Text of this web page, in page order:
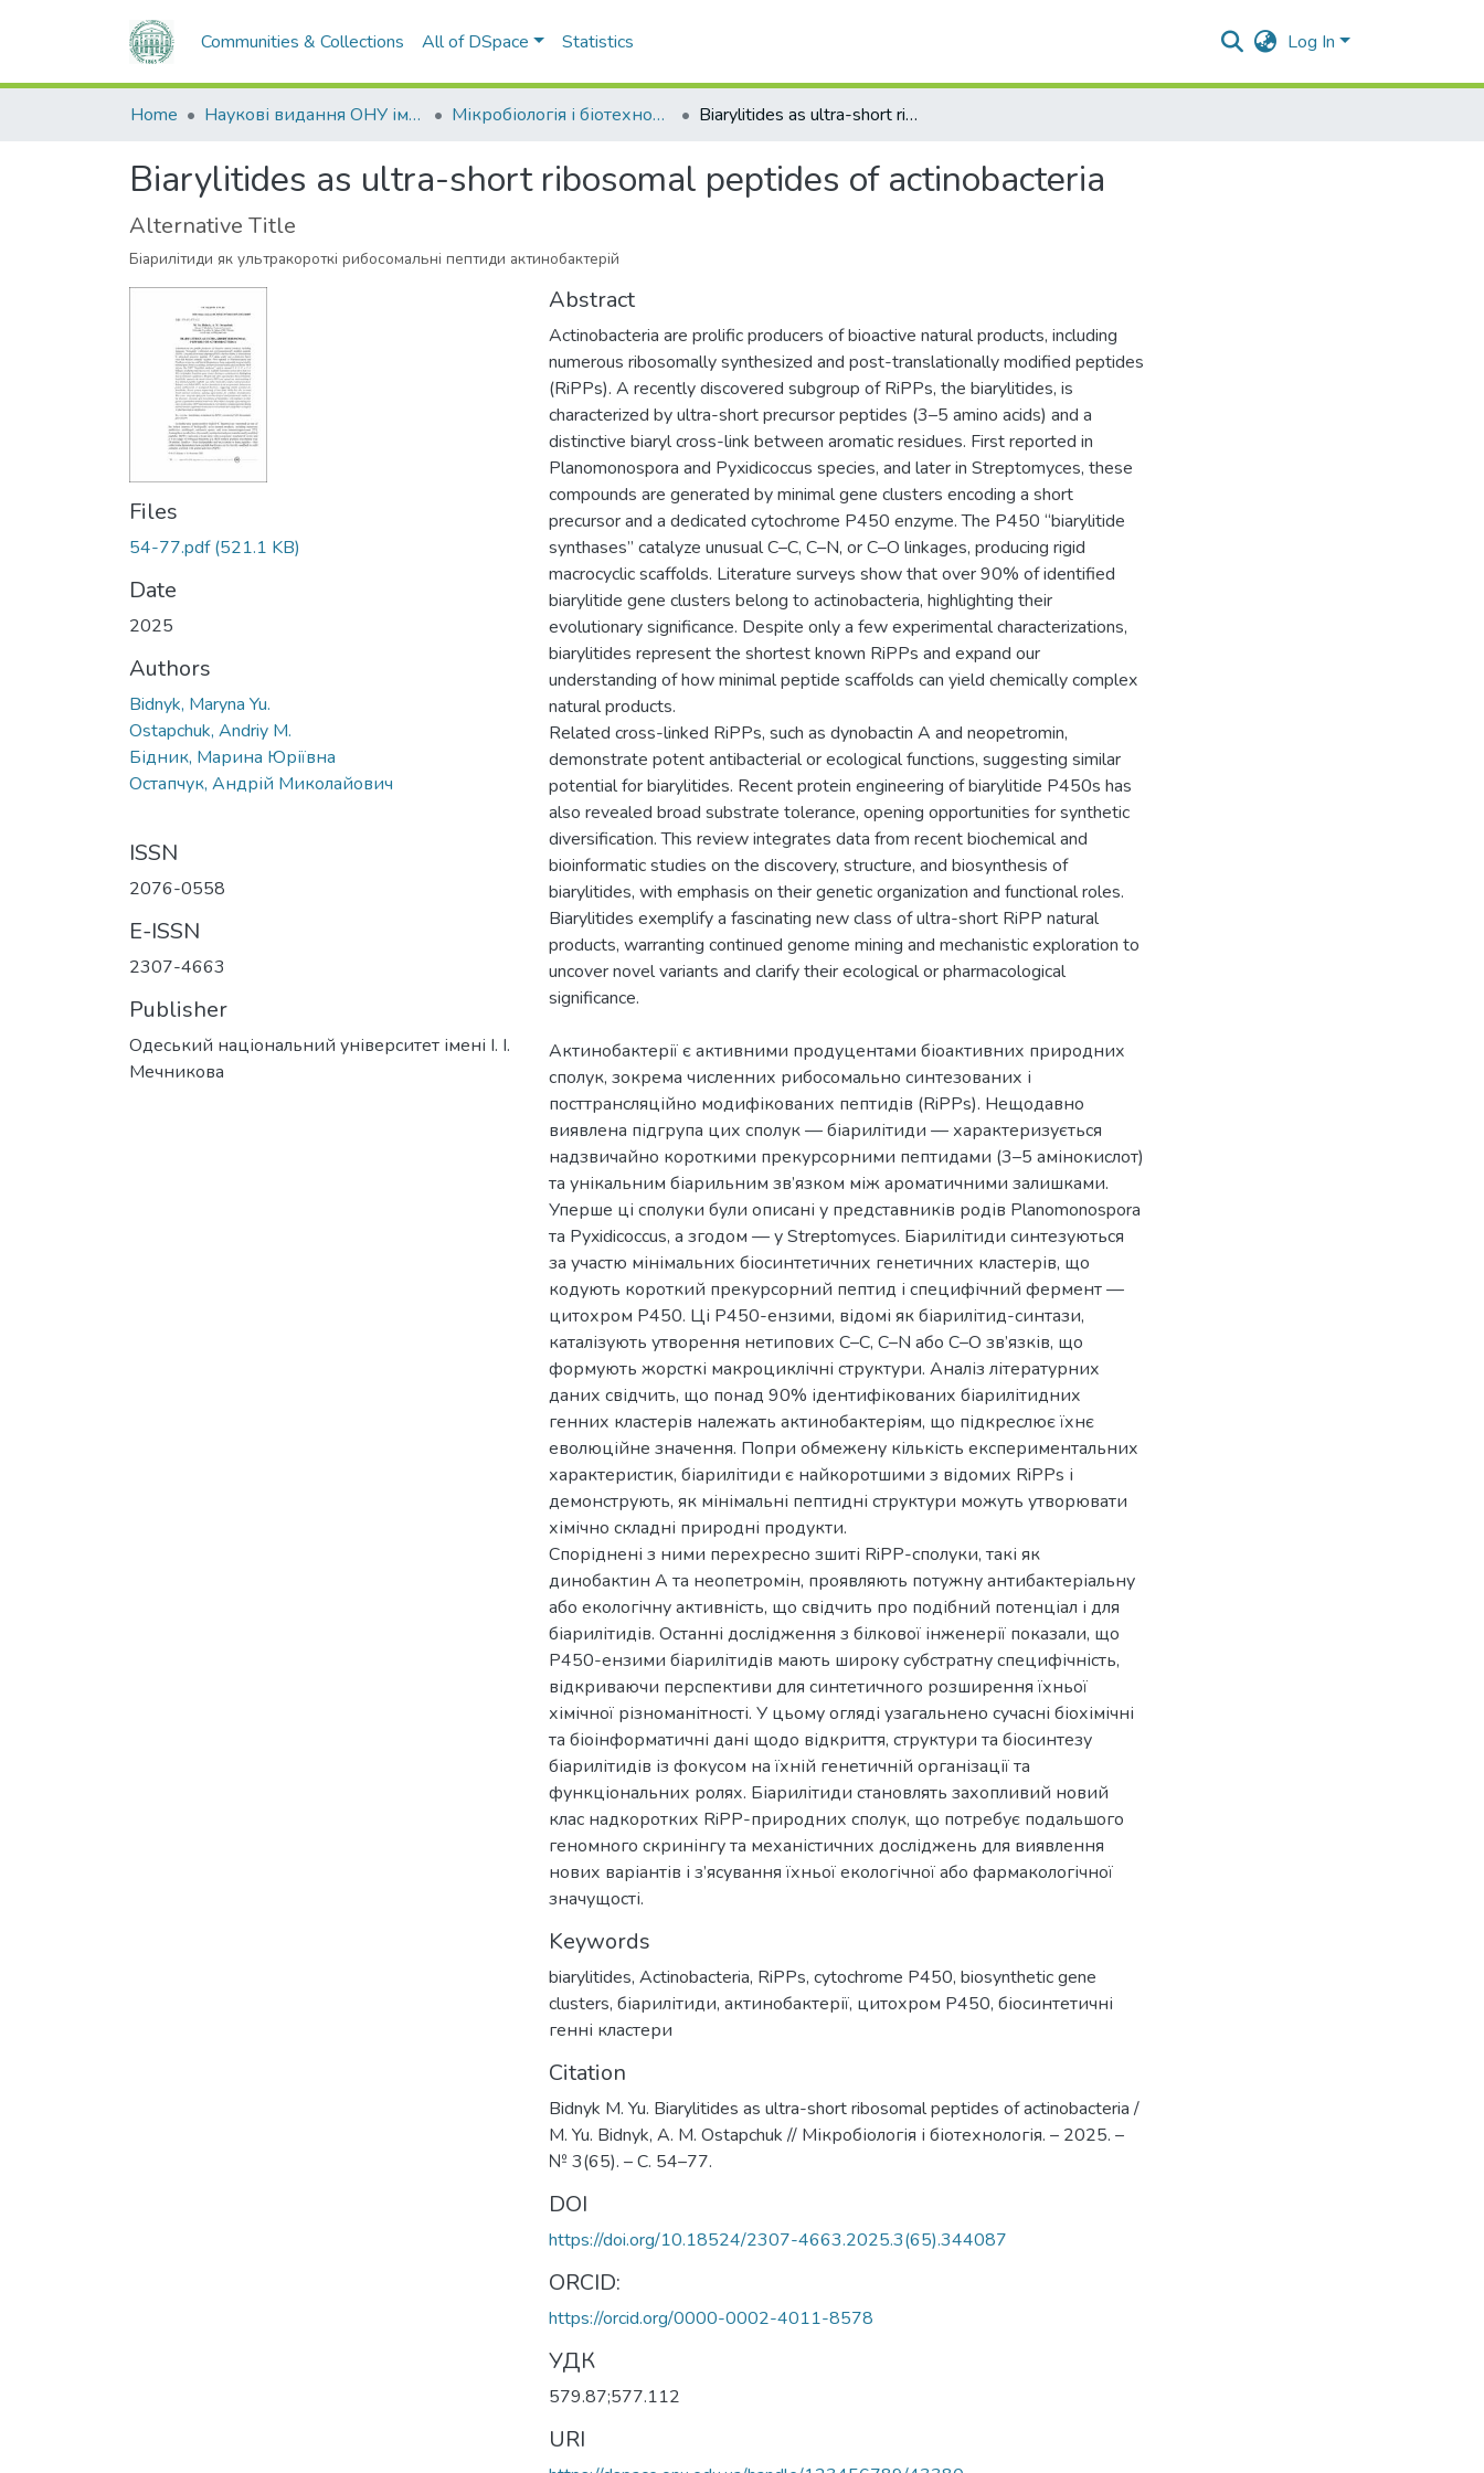
Communities & Collections All of DSpace Statistics Log In
Home Наукові видання ОНУ імені І. І. Мечникова Мікробіологія і біотехнологія Biarylitides as ultra-short ribosomal peptides of actinobacteria
Biarylitides as ultra-short ribosomal peptides of actinobacteria
Alternative Title
Біарилітиди як ультракороткі рибосомальні пептиди актинобактерій
Files
54-77.pdf(521.1 KB)
Date
2025
Authors
Bidnyk, Maryna Yu.
Ostapchuk, Andriy M.
Бідник, Марина Юріївна
Остапчук, Андрій Миколайович
ISSN
2076-0558
E-ISSN
2307-4663
Publisher
Одеський національний університет імені І. І.
Мечникова
Abstract
Actinobacteria are prolific producers of bioactive natural products, including
numerous ribosomally synthesized and post-translationally modified peptides
(RiPPs). A recently discovered subgroup of RiPPs, the biarylitides, is
characterized by ultra-short precursor peptides (3–5 amino acids) and a
distinctive biaryl cross-link between aromatic residues. First reported in
Planomonospora and Pyxidicoccus species, and later in Streptomyces, these
compounds are generated by minimal gene clusters encoding a short
precursor and a dedicated cytochrome P450 enzyme. The P450 “biarylitide
synthases” catalyze unusual C–C, C–N, or C–O linkages, producing rigid
macrocyclic scaffolds. Literature surveys show that over 90% of identified
biarylitide gene clusters belong to actinobacteria, highlighting their
evolutionary significance. Despite only a few experimental characterizations,
biarylitides represent the shortest known RiPPs and expand our
understanding of how minimal peptide scaffolds can yield chemically complex
natural products.
Related cross-linked RiPPs, such as dynobactin A and neopetromin,
demonstrate potent antibacterial or ecological functions, suggesting similar
potential for biarylitides. Recent protein engineering of biarylitide P450s has
also revealed broad substrate tolerance, opening opportunities for synthetic
diversification. This review integrates data from recent biochemical and
bioinformatic studies on the discovery, structure, and biosynthesis of
biarylitides, with emphasis on their genetic organization and functional roles.
Biarylitides exemplify a fascinating new class of ultra-short RiPP natural
products, warranting continued genome mining and mechanistic exploration to
uncover novel variants and clarify their ecological or pharmacological
Актинобактерії є активними продуцентами біоактивних природних
сполук, зокрема численних рибосомально синтезованих і
посттрансляційно модифікованих пептидів (RiPPs). Нещодавно
виявлена підгрупа цих сполук — біарилітиди — характеризується
надзвичайно короткими прекурсорними пептидами (3–5 амінокислот)
та унікальним біарильним зв’язком між ароматичними залишками.
Уперше ці сполуки були описані у представників родів Planomonospora
та Pyxidicoccus, а згодом — у Streptomyces. Біарилітиди синтезуються
за участю мінімальних біосинтетичних генетичних кластерів, що
кодують короткий прекурсорний пептид і специфічний фермент —
цитохром P450. Ці P450-ензими, відомі як біарилітид-синтази,
каталізують утворення нетипових C–C, C–N або C–O зв’язків, що
формують жорсткі макроциклічні структури. Аналіз літературних
даних свідчить, що понад 90% ідентифікованих біарилітидних
генних кластерів належать актинобактеріям, що підкреслює їхнє
еволюційне значення. Попри обмежену кількість експериментальних
характеристик, біарилітиди є найкоротшими з відомих RiPPs і
демонструють, як мінімальні пептидні структури можуть утворювати
хімічно складні природні продукти.
Споріднені з ними перехресно зшиті RiPP-сполуки, такі як
динобактин A та неопетромін, проявляють потужну антибактеріальну
або екологічну активність, що свідчить про подібний потенціал і для
біарилітидів. Останні дослідження з білкової інженерії показали, що
P450-ензими біарилітидів мають широку субстратну специфічність,
відкриваючи перспективи для синтетичного розширення їхньої
хімічної різноманітності. У цьому огляді узагальнено сучасні біохімічні
та біоінформатичні дані щодо відкриття, структури та біосинтезу
біарилітидів із фокусом на їхній генетичній організації та
функціональних ролях. Біарилітиди становлять захопливий новий
клас надкоротких RiPP-природних сполук, що потребує подальшого
геномного скринінгу та механістичних досліджень для виявлення
нових варіантів і з’ясування їхньої екологічної або фармакологічної
значущості.
Keywords
biarylitides, Actinobacteria, RiPPs, cytochrome P450, biosynthetic gene
clusters, біарилітиди, актинобактерії, цитохром P450, біосинтетичні
генні кластери
Citation
Bidnyk M. Yu. Biarylitides as ultra-short ribosomal peptides of actinobacteria /
M. Yu. Bidnyk, A. M. Ostapchuk // Мікробіологія і біотехнологія. – 2025. –
№ 3(65). – С. 54–77.
DOI
https://doi.org/10.18524/2307-4663.2025.3(65).344087
ORCID:
https://orcid.org/0000-0002-4011-8578
УДК
579.87;577.112
URI